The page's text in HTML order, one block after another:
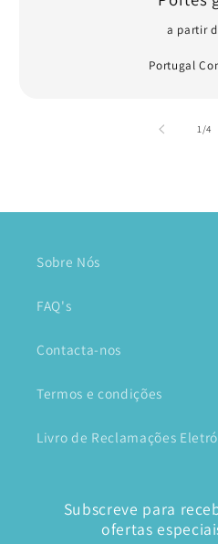
a partir
Portugal
1/de
4
Sobre Nós
FAQ's
Contacta-nos
Termos e condições
Livro de Reclamações
Subscreve para
ofertas